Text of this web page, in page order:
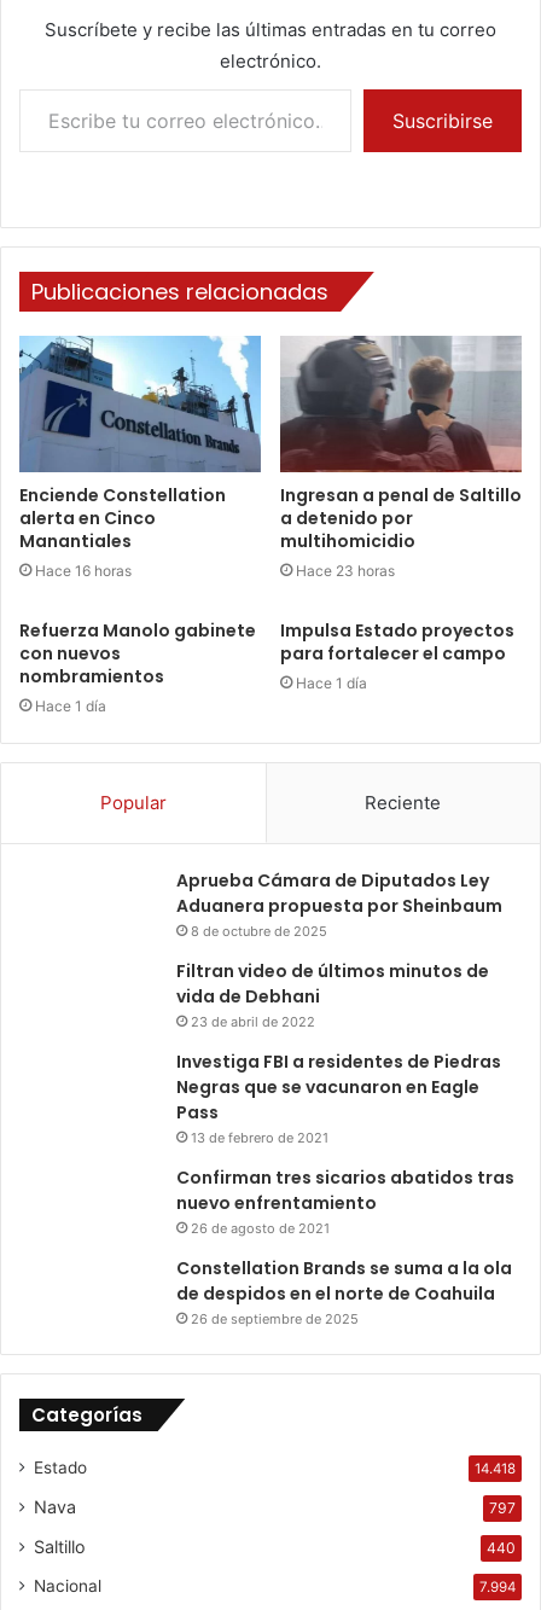
Suscríbete y recibe las últimas entradas en tu correo
electrónico.
Escribe tu correo electrónico…
Suscribirse
Publicaciones relacionadas
Enciende Constellation
alerta en Cinco
Manantiales
Hace 16 horas
Ingresan a penal de Saltillo
a detenido por
multihomicidio
Hace 23 horas
Refuerza Manolo gabinete
con nuevos
nombramientos
Hace 1 día
Impulsa Estado proyectos
para fortalecer el campo
Hace 1 día
Popular Reciente
Aprueba Cámara de Diputados Ley
Aduanera propuesta por Sheinbaum
8 de octubre de 2025
Filtran video de últimos minutos de
vida de Debhani
23 de abril de 2022
Investiga FBI a residentes de Piedras
Negras que se vacunaron en Eagle
Pass
13 de febrero de 2021
Confirman tres sicarios abatidos tras
nuevo enfrentamiento
26 de agosto de 2021
Constellation Brands se suma a la ola
de despidos en el norte de Coahuila
26 de septiembre de 2025
Categorías
Estado 14.418
Nava 797
Saltillo 440
Nacional 7.994